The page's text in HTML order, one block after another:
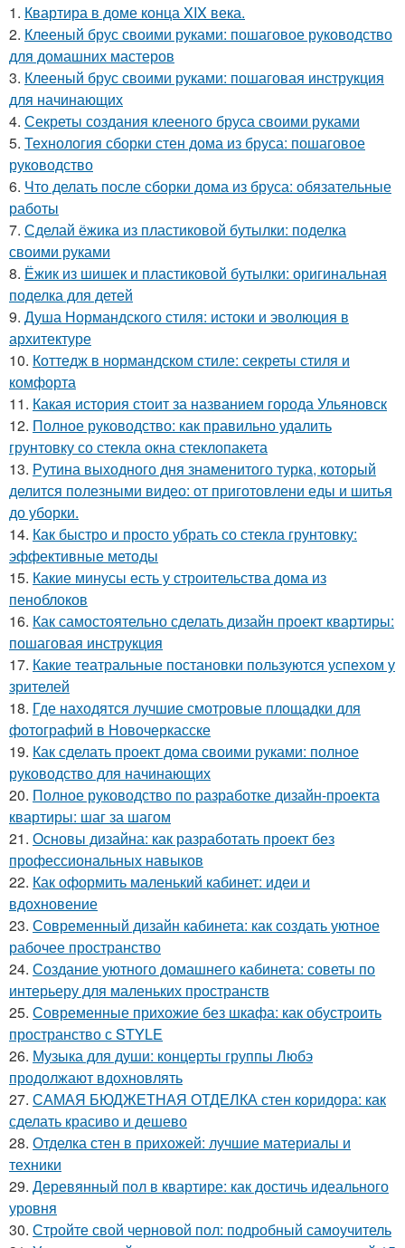
1. Квартира в доме конца XIX века.
2. Клееный брус своими руками: пошаговое руководство
для домашних мастеров
3. Клееный брус своими руками: пошаговая инструкция
для начинающих
4. Секреты создания клееного бруса своими руками
5. Технология сборки стен дома из бруса: пошаговое
руководство
6. Что делать после сборки дома из бруса: обязательные
работы
7. Сделай ёжика из пластиковой бутылки: поделка
своими руками
8. Ёжик из шишек и пластиковой бутылки: оригинальная
поделка для детей
9. Душа Нормандского стиля: истоки и эволюция в
архитектуре
10. Коттедж в нормандском стиле: секреты стиля и
комфорта
11. Какая история стоит за названием города Ульяновск
12. Полное руководство: как правильно удалить
грунтовку со стекла окна стеклопакета
13. Рутина выходного дня знаменитого турка, который
делится полезными видео: от приготовлени еды и шитья
до уборки.
14. Как быстро и просто убрать со стекла грунтовку:
эффективные методы
15. Какие минусы есть у строительства дома из
пеноблоков
16. Как самостоятельно сделать дизайн проект квартиры:
пошаговая инструкция
17. Какие театральные постановки пользуются успехом у
зрителей
18. Где находятся лучшие смотровые площадки для
фотографий в Новочеркасске
19. Как сделать проект дома своими руками: полное
руководство для начинающих
20. Полное руководство по разработке дизайн-проекта
квартиры: шаг за шагом
21. Основы дизайна: как разработать проект без
профессиональных навыков
22. Как оформить маленький кабинет: идеи и
вдохновение
23. Современный дизайн кабинета: как создать уютное
рабочее пространство
24. Создание уютного домашнего кабинета: советы по
интерьеру для маленьких пространств
25. Современные прихожие без шкафа: как обустроить
пространство с STYLE
26. Музыка для души: концерты группы Любэ
продолжают вдохновлять
27. САМАЯ БЮДЖЕТНАЯ ОТДЕЛКА стен коридора: как
сделать красиво и дешево
28. Отделка стен в прихожей: лучшие материалы и
техники
29. Деревянный пол в квартире: как достичь идеального
уровня
30. Стройте свой черновой пол: подробный самоучитель